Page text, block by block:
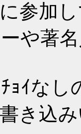
参加
や著
ﾁｮｲな
き込